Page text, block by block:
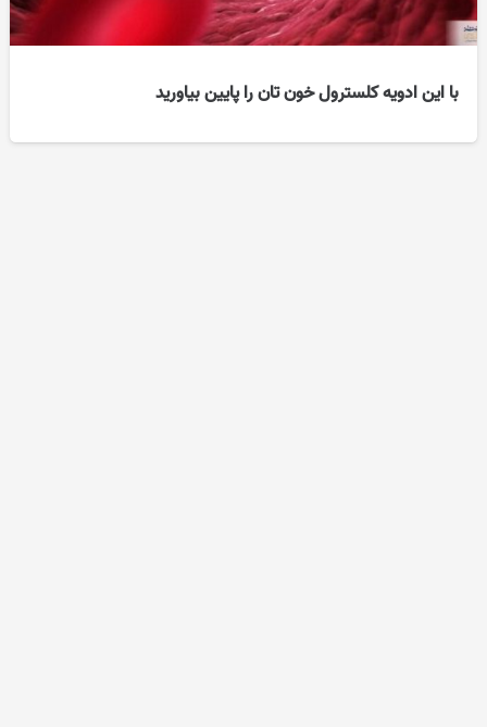
با این ادویه کلسترول خون تان را پایین بیاورید